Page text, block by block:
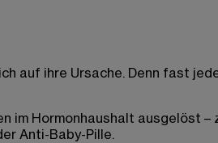
auf ihre Ursache. Denn fast
im Hormonhaushalt ausgelöst
Anti-Baby-Pille.